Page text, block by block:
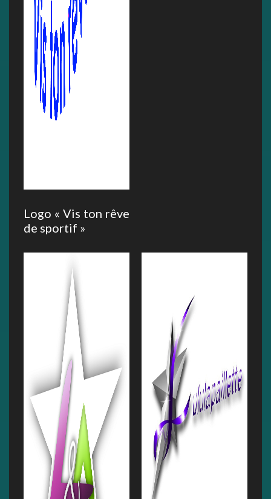
Logo « Vis ton rêve
de sportif »